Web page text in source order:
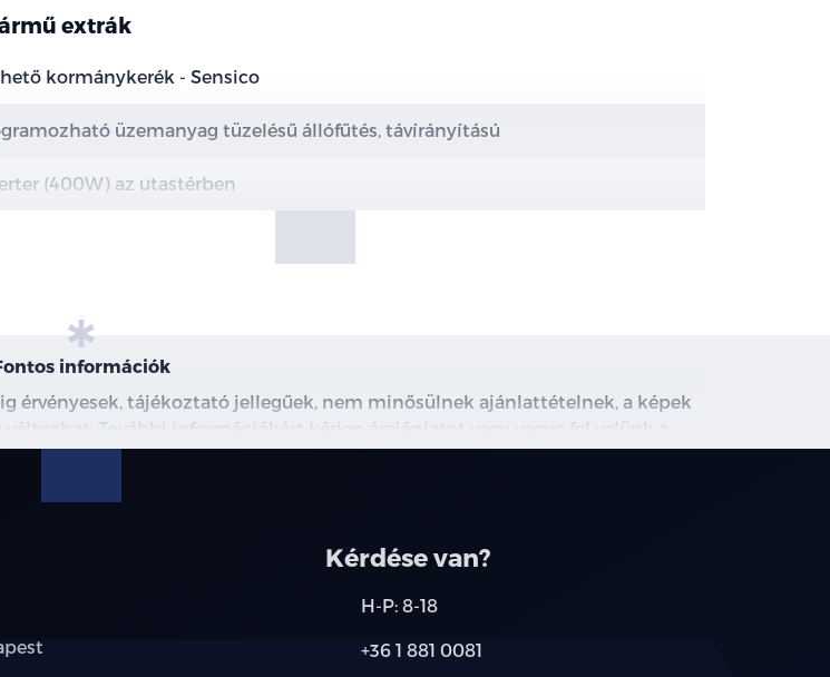
extrák
kormánykerék - Sensico
üzemanyag tüzelésű állófűtés, távírányítású
(400W) az utastérben
kétoldali tolóajtó - Trend Titanium
bal- és jobboldai ablakok a második üléssornál
hangrendszer - 15 hangszóró
üléscsomag 23 -AGR Sötét Sensico - Titanium X - Elektromosan 8 irányban
információk
érvényesek, tájékoztató jellegűek, nem minősülnek ajánlattételnek, a képek
További információkért kérjen árajánlatot vagy vegye fel velünk a
munkatársainknál. A meghirdetett induló THM tájékoztató jellegű,
Kérdése van?
H-P: 8-18
+36 1 881 0081